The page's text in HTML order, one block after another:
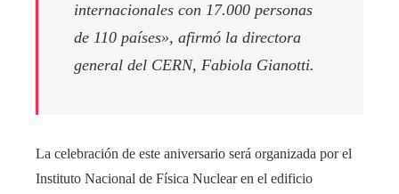
internacionales con 17.000 personas
de 110 países», afirmó la directora
general del CERN, Fabiola Gianotti.
La celebración de este aniversario será organizada por el
Instituto Nacional de Física Nuclear en el edificio